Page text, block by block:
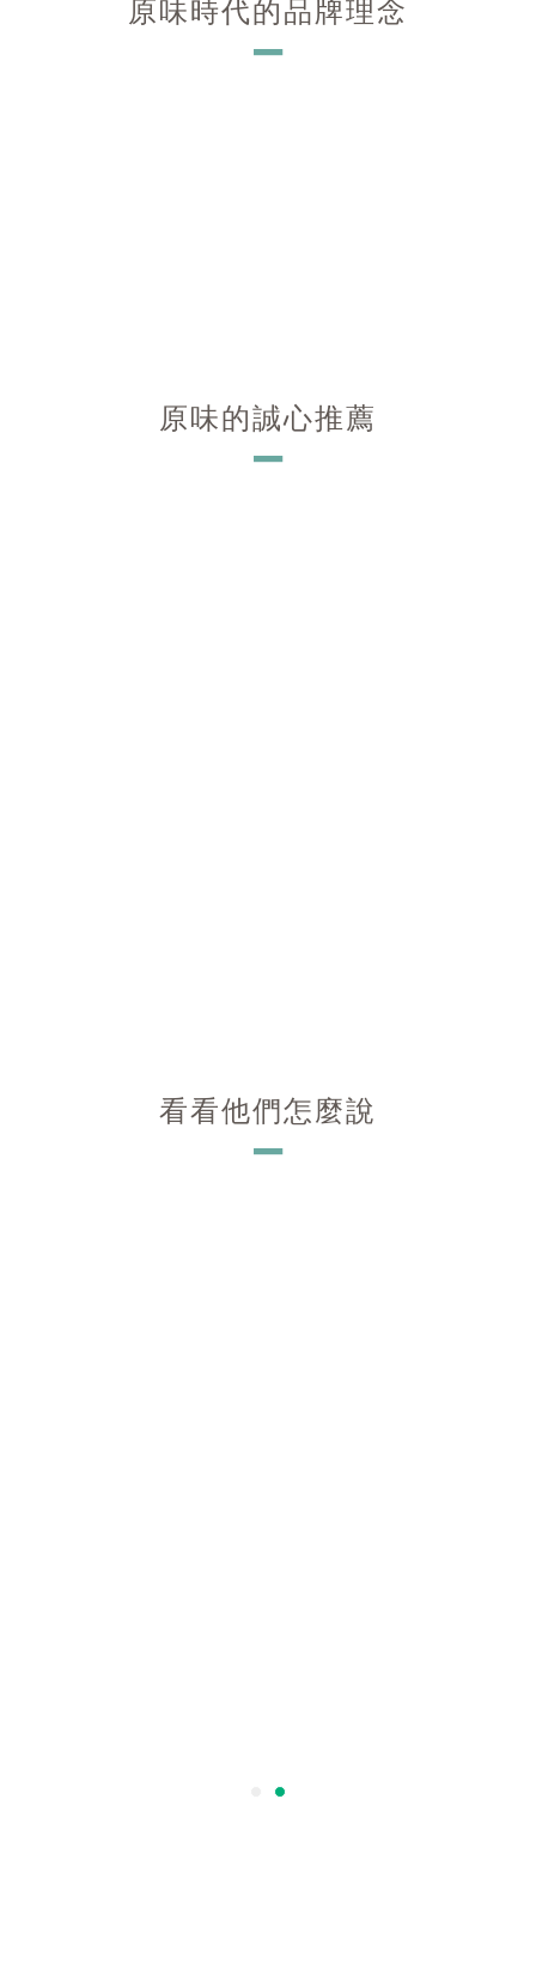
原味時代的品牌理念
－
原味的誠心推薦
－
看看他們怎麼說
－